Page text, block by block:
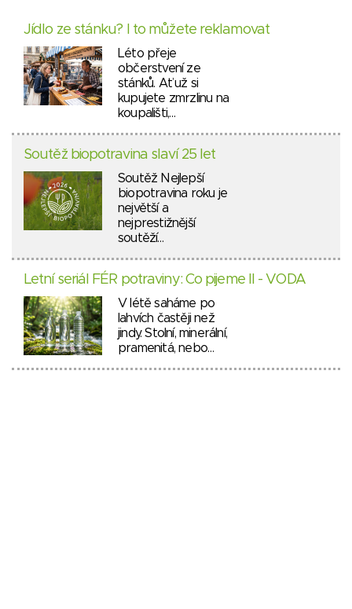
Jídlo ze stánku? I to můžete reklamovat
Léto přeje
občerstvení ze
stánků. Ať už si
kupujete zmrzlinu na
koupališti,…
Soutěž biopotravina slaví 25 let
Soutěž Nejlepší
biopotravina roku je
největší a
nejprestižnější
soutěží…
Letní seriál FÉR potraviny: Co pijeme II - VODA
V létě saháme po
lahvích častěji než
jindy. Stolní, minerální,
pramenitá, nebo…